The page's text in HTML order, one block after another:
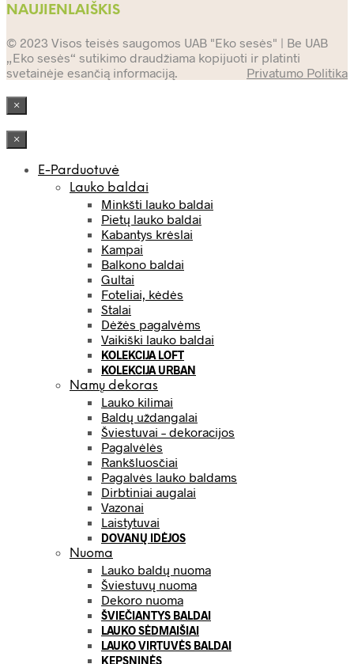
NAUJIENLAIŠKIS
© 2023 Visos teisės saugomos UAB "Eko sesės" | Be UAB
„Eko sesės“ sutikimo draudžiama kopijuoti ir platinti
svetainėje esančią informaciją.
Privatumo Politika
×
×
E-Parduotuvė
Lauko baldai
Minkšti lauko baldai
Pietų lauko baldai
Kabantys krėslai
Kampai
Balkono baldai
Gultai
Foteliai, kėdės
Stalai
Dėžės pagalvėms
Vaikiški lauko baldai
KOLEKCIJA LOFT
KOLEKCIJA URBAN
Namų dekoras
Lauko kilimai
Baldų uždangalai
Šviestuvai – dekoracijos
Pagalvėlės
Rankšluosčiai
Pagalvės lauko baldams
Dirbtiniai augalai
Vazonai
Laistytuvai
DOVANŲ IDĖJOS
Nuoma
Lauko baldų nuoma
Šviestuvų nuoma
Dekoro nuoma
ŠVIEČIANTYS BALDAI
LAUKO SĖDMAIŠIAI
LAUKO VIRTUVĖS BALDAI
KEPSNINĖS